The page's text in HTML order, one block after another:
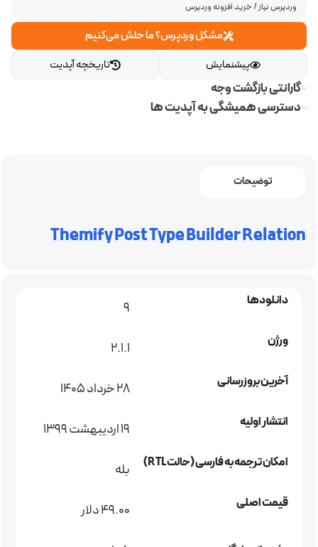
وردپرس نیاز/خرید افزونه وردپرس
مشکل وردپرس؟ ما حلش می‌کنیم
تاریخچه آپدیت
پیشنمایش
گارانتی بازگشت وجه
دسترسی همیشگی به آپدیت ها
توضیحات
Themify Post Type Builder Relation
دانلودها 9
ورژن 2.1.1
آخرین بروزرسانی 28 خرداد 1405
انتشار اولیه 19 اردیبهشت 1399
امکان ترجمه به فارسی (حالت RTL) بله
قیمت اصلی 49.00 دلار